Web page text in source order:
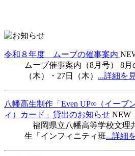
令和８年度 ムーブの催事案内
ムーブ催事案内（8月号） 8月
（木）・27日（木） ...詳細を
八幡高生制作「Even UP∞（イーブ
ィ）カード」貸出のお知らせ NEW
福岡県立八幡高等学校文理
生「インフィニティ班...詳細